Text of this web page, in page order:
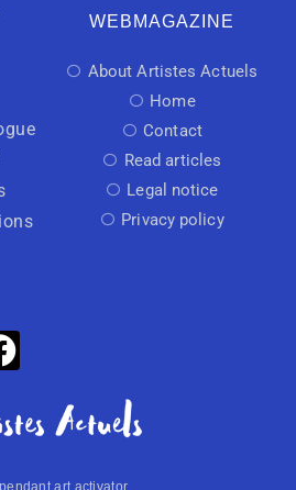
WEBMAGAZINE
About Artistes Actuels
Home
Contact
Read articles
Legal notice
Privacy policy
art activator